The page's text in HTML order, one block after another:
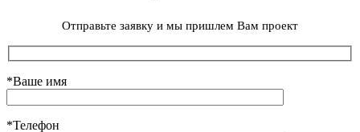
Отправьте заявку и мы пришлем Вам проект
*Ваше имя
*Телефон